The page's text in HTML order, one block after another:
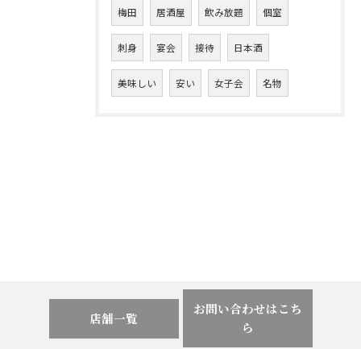
梅田 居酒屋 飲み放題 個室
刺身 宴会 接待 日本酒
美味しい 安い 女子会 名物
店舗一覧
お問い合わせはこち
ら